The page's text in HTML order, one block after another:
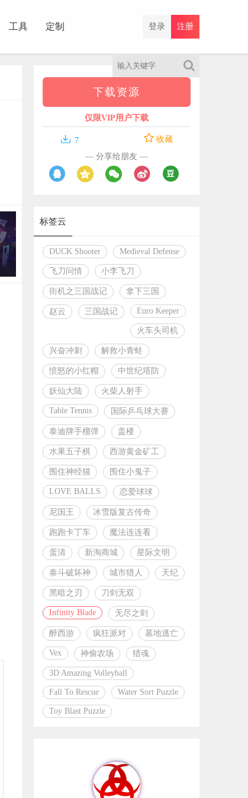
工具 定制 注册
登录
下载资源
仅限VIP用户下载
 7
收藏
— 分享给朋友 —
标签云
DUCK Shooter Medieval Defense
飞刀问情 小李飞刀
街机之三国战记 拿下三国
赵云 三国战记 Euro Keeper
火车头司机
兴奋冲刺 解救小青蛙
愤怒的小红帽 中世纪塔防
妖仙大陆 火柴人射手
Table Tennis 国际乒乓球大赛
泰迪牌手榴弹 盖楼
水果五子棋 西游黄金矿工
围住神经猫 围住小鬼子
LOVE BALLS 恋爱球球
尼国王 冰雪版复古传奇
跑跑卡丁车 魔法连连看
蛋清 新淘商城 星际文明
泰斗破坏神 城市猎人 天纪
黑暗之刃 刀剑无双
Infinity Blade 无尽之剑
醉西游 疯狂派对 墓地逃亡
Vex 神偷农场 猎魂
3D Amazing Volleyball
Fall To Rescue Water Sort Puzzle
Toy Blast Puzzle